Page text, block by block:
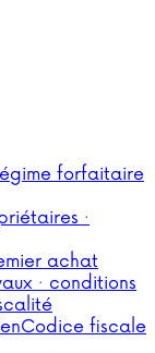
forfaitaire
·
achat
· conditions
Codice fiscale